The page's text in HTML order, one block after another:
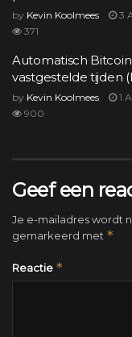
by Kevin Koolmees 3
371
Automatisch
vastgestelde tijden
by Kevin Koolmees 1
900
Geef een
Je e-mailadres wordt
gemarkeerd met *
Reactie *